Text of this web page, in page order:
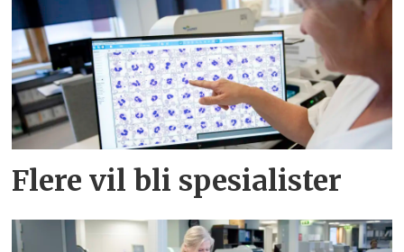
Flere vil bli spesialister